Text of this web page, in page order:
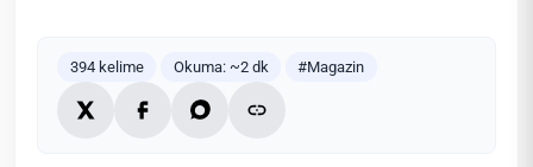
394 kelime Okuma: ~2 dk #Magazin